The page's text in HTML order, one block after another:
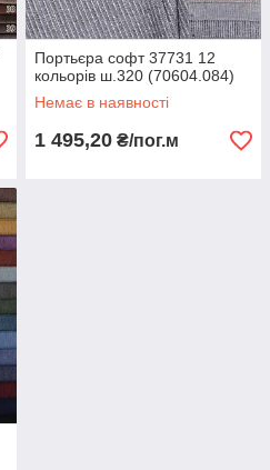
Портьєра софт 37731 12
кольорів ш.320 (70604.084)
Немає в наявності
1 495,20 ₴/пог.м